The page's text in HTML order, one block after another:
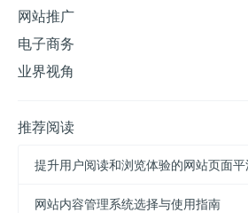
网站推广
电子商务
业界视角
推荐阅读
提升用户阅读和浏览体验的网站页面
网站内容管理系统选择与使用指南